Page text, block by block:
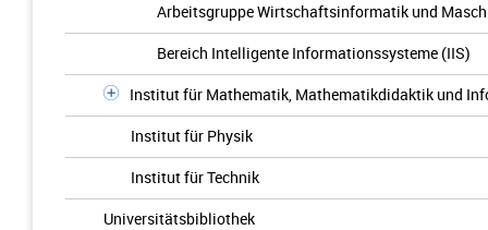
Arbeitsgruppe Wirtschaftsinformatik und
Bereich Intelligente Informationssysteme (IIS)
Institut für Mathematik, Mathematikdidaktik und
Institut für Physik
Institut für Technik
Universitätsbibliothek